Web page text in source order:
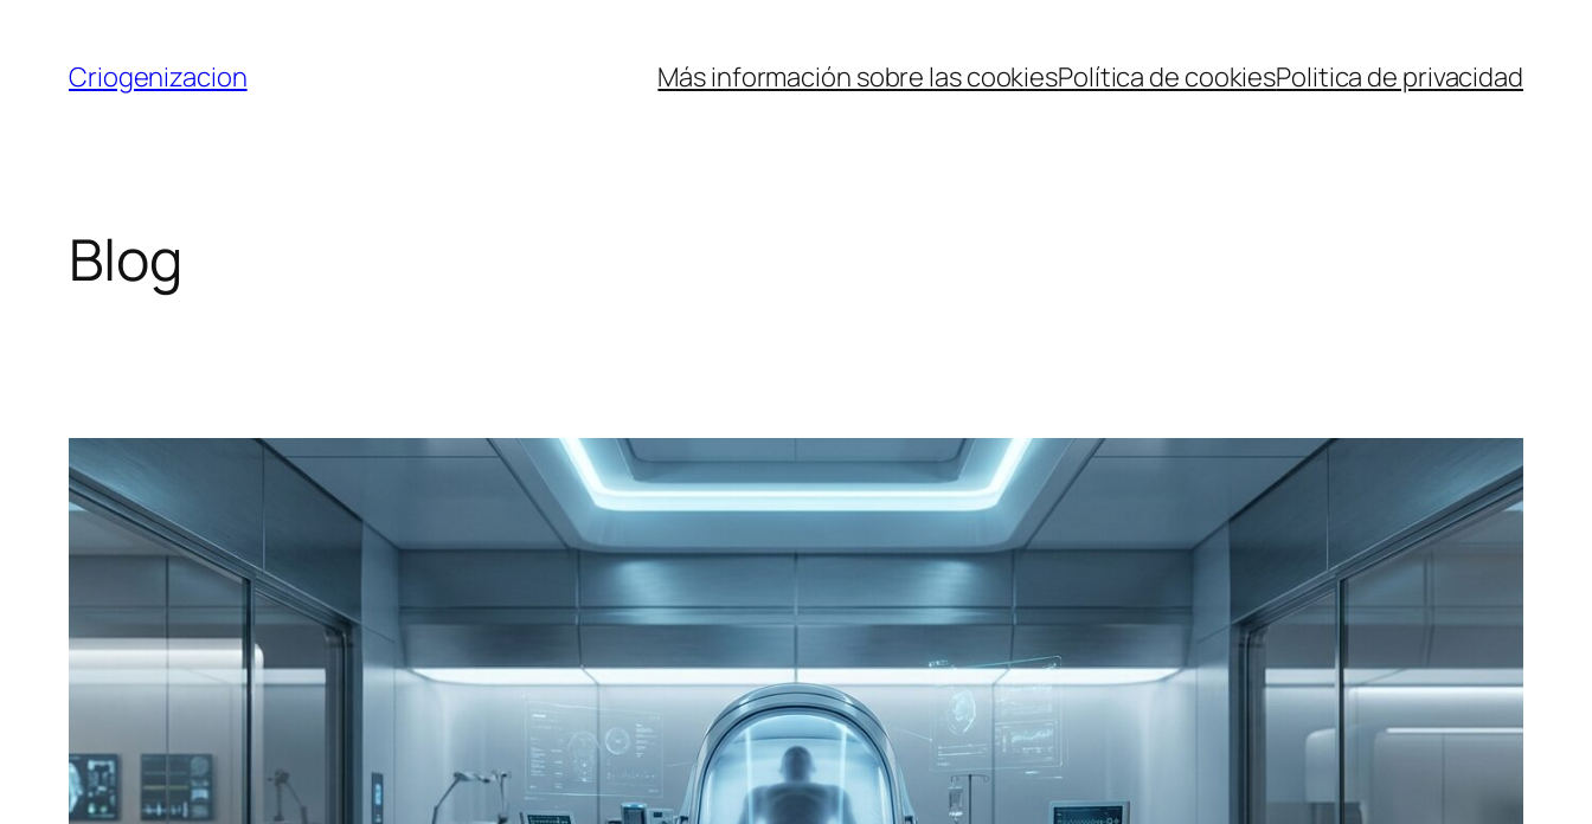
contenido
Criogenizacion Más información sobre las cookiesPolítica de cookiesPolitica de privacidad
Blog